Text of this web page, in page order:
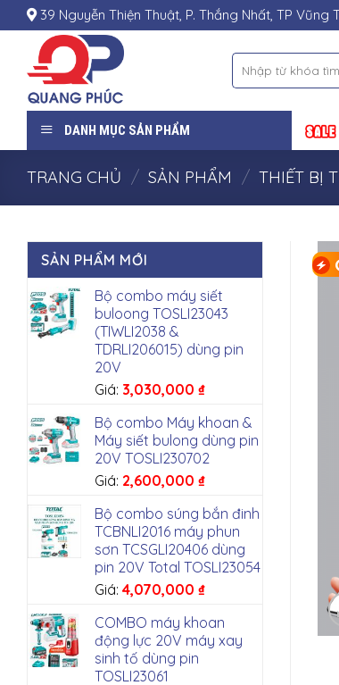
to
content
39 Nguyễn Thiện Thuật, P. Thắng Nhất, TP Vũng
Tìm
kiếm:
DANH MỤC SẢN PHẨM
TRANG CHỦ / SẢN PHẨM / THIẾT BỊ
SẢN PHẨM MỚI
Bộ combo máy siết
buloong TOSLI23043
(TIWLI2038 &
TDRLI206015) dùng pin
20V
Giá: 3,030,000 ₫
Bộ combo Máy khoan &
Máy siết bulong dùng pin
20V TOSLI230702
Giá: 2,600,000 ₫
Bộ combo súng bắn đinh
TCBNLI2016 máy phun
sơn TCSGLI20406 dùng
pin 20V Total TOSLI23054
Giá: 4,070,000 ₫
COMBO máy khoan
động lực 20V máy xay
sinh tố dùng pin
TOSLI23061